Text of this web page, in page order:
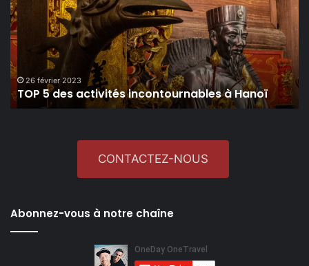
activités
incontournables
à
26 février 2023
TOP 5 des activités incontournables à Hanoï
CONTACTEZ-NOUS
Abonnez-vous à notre chaîne